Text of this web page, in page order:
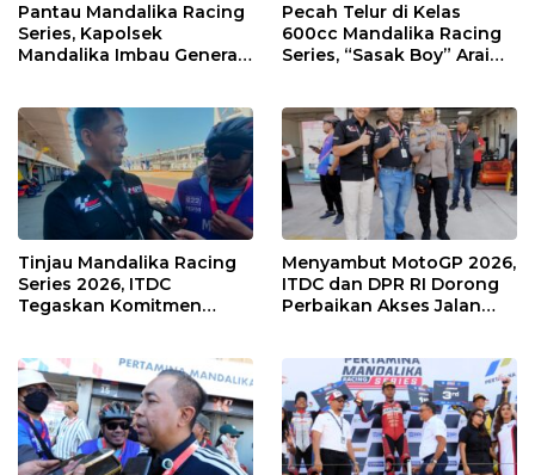
Pantau Mandalika Racing
Series, Kapolsek
Mandalika Imbau Generasi
Pecah Telur di Kelas
600cc Mandalika Racing
Series, “Sasak Boy” Arai
Tinjau Mandalika Racing
Series 2026, ITDC
Tegaskan Komitmen
Kawasan
Menyambut MotoGP 2026,
ITDC dan DPR RI Dorong
Perbaikan Akses Jalan